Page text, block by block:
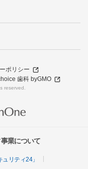
ポリシー
歯科 byGMO
reserved.
業について
リティ24」